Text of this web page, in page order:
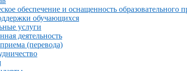
обеспечение и оснащенность образовательного
обучающихся
услуги
деятельность
(перевода)